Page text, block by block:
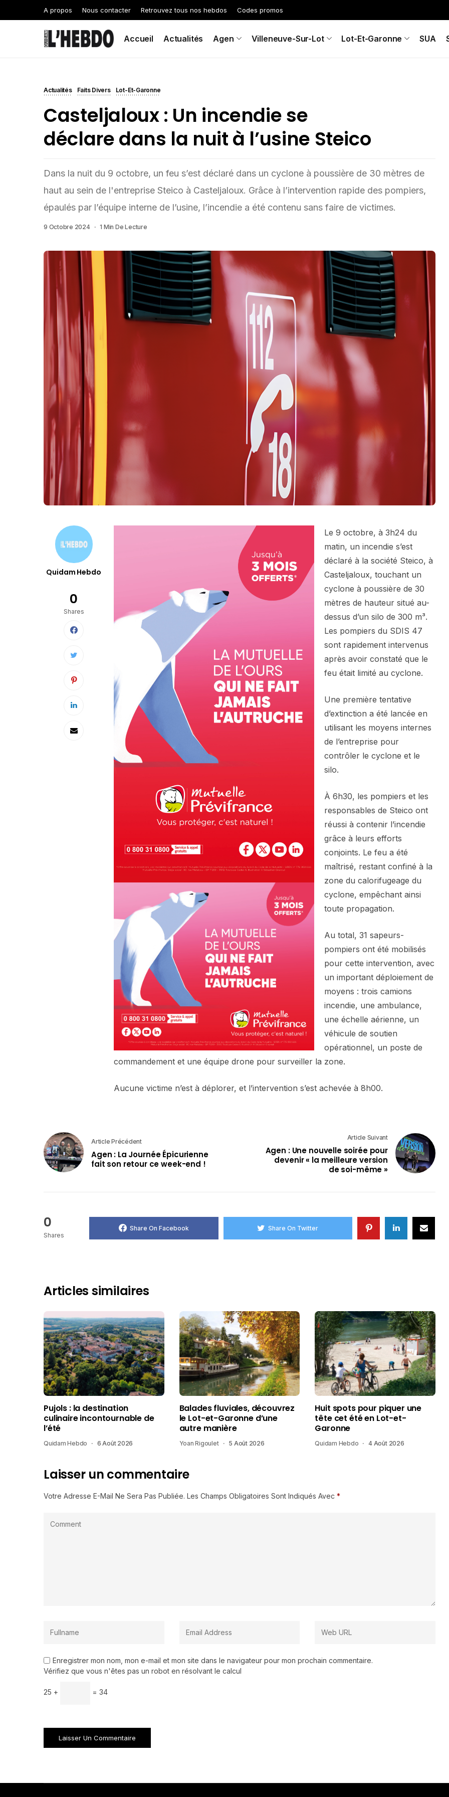
A propos Nous contacter Retrouvez tous nos hebdos Codes promos
Accueil Actualités Agen Villeneuve-Sur-Lot Lot-Et-Garonne SUA
Actualités Faits Divers Lot-Et-Garonne
Casteljaloux : Un incendie se
déclare dans la nuit à l’usine Steico
Dans la nuit du 9 octobre, un feu s’est déclaré dans un cyclone à poussière de 30 mètres de
haut au sein de l'entreprise Steico à Casteljaloux. Grâce à l’intervention rapide des pompiers,
épaulés par l’équipe interne de l’usine, l’incendie a été contenu sans faire de victimes.
9 Octobre 2024 1 Min De Lecture
Quidam Hebdo
0
Shares
Le 9 octobre, à 3h24 du
matin, un incendie s’est
déclaré à la société Steico, à
Casteljaloux, touchant un
cyclone à poussière de 30
mètres de hauteur situé au-
dessus d’un silo de 300 m³.
Les pompiers du SDIS 47
sont rapidement intervenus
après avoir constaté que le
feu était limité au cyclone.
Une première tentative
d’extinction a été lancée en
utilisant les moyens internes
de l’entreprise pour
contrôler le cyclone et le
silo.
À 6h30, les pompiers et les
responsables de Steico ont
réussi à contenir l’incendie
grâce à leurs efforts
conjoints. Le feu a été
maîtrisé, restant confiné à la
zone du calorifugeage du
cyclone, empêchant ainsi
toute propagation.
Au total, 31 sapeurs-
pompiers ont été mobilisés
pour cette intervention, avec
un important déploiement de
moyens : trois camions
incendie, une ambulance,
une échelle aérienne, un
véhicule de soutien
opérationnel, un poste de
commandement et une équipe drone pour surveiller la zone.
Aucune victime n’est à déplorer, et l’intervention s’est achevée à 8h00.
Article Précédent
Agen : La Journée Épicurienne
fait son retour ce week-end !
Article Suivant
Agen : Une nouvelle soirée pour
devenir « la meilleure version
de soi-même »
0
Shares
Share On Facebook Share On Twitter
Articles similaires
Pujols : la destination
culinaire incontournable de
l’été
Quidam Hebdo 6 Août 2026
Balades fluviales, découvrez
le Lot-et-Garonne d’une
autre manière
Yoan Rigoulet 5 Août 2026
Huit spots pour piquer une
tête cet été en Lot-et-
Garonne
Quidam Hebdo 4 Août 2026
Laisser un commentaire
Votre Adresse E-Mail Ne Sera Pas Publiée. Les Champs Obligatoires Sont Indiqués Avec *
Enregistrer mon nom, mon e-mail et mon site dans le navigateur pour mon prochain commentaire.
Vérifiez que vous n'êtes pas un robot en résolvant le calcul
25 + = 34